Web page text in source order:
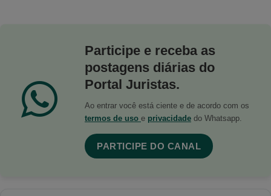
Participe e receba as
postagens diárias do
Portal Juristas.
Ao entrar você está ciente e de acordo com os
termos de uso e privacidade do Whatsapp.
PARTICIPE DO CANAL